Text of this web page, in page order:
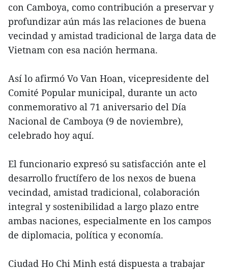
con Camboya, como contribución a preservar y
profundizar aún más las relaciones de buena
vecindad y amistad tradicional de larga data de
Vietnam con esa nación hermana.
Así lo afirmó Vo Van Hoan, vicepresidente del
Comité Popular municipal, durante un acto
conmemorativo al 71 aniversario del Día
Nacional de Camboya (9 de noviembre),
celebrado hoy aquí.
El funcionario expresó su satisfacción ante el
desarrollo fructífero de los nexos de buena
vecindad, amistad tradicional, colaboración
integral y sostenibilidad a largo plazo entre
ambas naciones, especialmente en los campos
de diplomacia, política y economía.
Ciudad Ho Chi Minh está dispuesta a trabajar